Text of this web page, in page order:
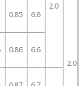
2.0
2.0
0.85 6.6
0.86 6.6